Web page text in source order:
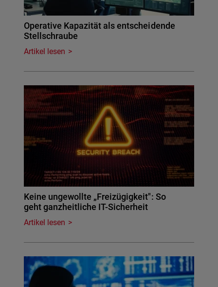
Operative Kapazität als entscheidende
Stellschraube
Artikel lesen
Keine ungewollte „Freizügigkeit": So
geht ganzheitliche IT-Sicherheit
Artikel lesen